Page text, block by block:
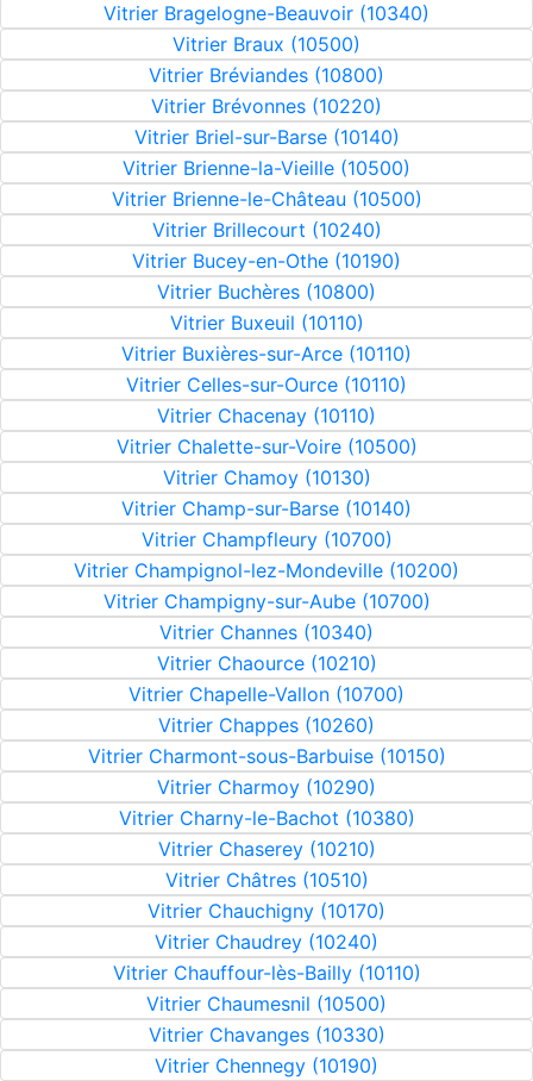
Vitrier Bragelogne-Beauvoir (10340)
Vitrier Braux (10500)
Vitrier Bréviandes (10800)
Vitrier Brévonnes (10220)
Vitrier Briel-sur-Barse (10140)
Vitrier Brienne-la-Vieille (10500)
Vitrier Brienne-le-Château (10500)
Vitrier Brillecourt (10240)
Vitrier Bucey-en-Othe (10190)
Vitrier Buchères (10800)
Vitrier Buxeuil (10110)
Vitrier Buxières-sur-Arce (10110)
Vitrier Celles-sur-Ource (10110)
Vitrier Chacenay (10110)
Vitrier Chalette-sur-Voire (10500)
Vitrier Chamoy (10130)
Vitrier Champ-sur-Barse (10140)
Vitrier Champfleury (10700)
Vitrier Champignol-lez-Mondeville (10200)
Vitrier Champigny-sur-Aube (10700)
Vitrier Channes (10340)
Vitrier Chaource (10210)
Vitrier Chapelle-Vallon (10700)
Vitrier Chappes (10260)
Vitrier Charmont-sous-Barbuise (10150)
Vitrier Charmoy (10290)
Vitrier Charny-le-Bachot (10380)
Vitrier Chaserey (10210)
Vitrier Châtres (10510)
Vitrier Chauchigny (10170)
Vitrier Chaudrey (10240)
Vitrier Chauffour-lès-Bailly (10110)
Vitrier Chaumesnil (10500)
Vitrier Chavanges (10330)
Vitrier Chennegy (10190)